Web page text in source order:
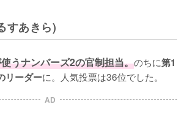
すあきら)
うナンバーズ2の官制担当。のちに第1
リーダーに。人気投票は36位でした。
AD